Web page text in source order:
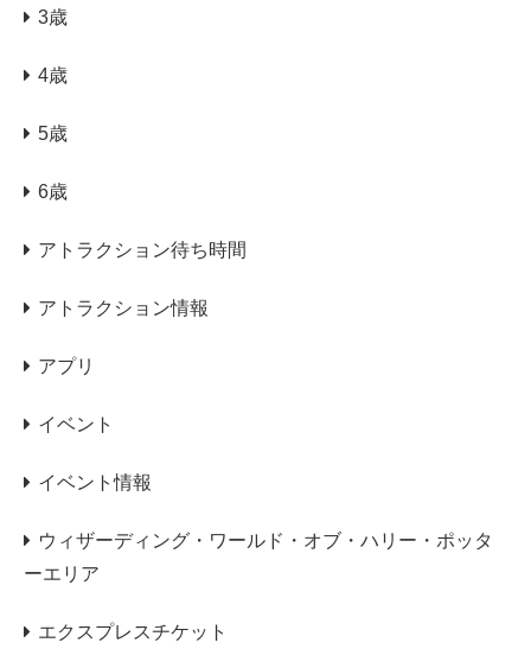
3歳
4歳
5歳
6歳
アトラクション待ち時間
アトラクション情報
アプリ
イベント
イベント情報
ウィザーディング・ワールド・オブ・ハリー・ポッタ
ーエリア
エクスプレスチケット